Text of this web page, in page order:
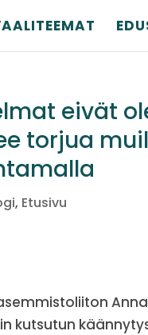
eivät
torjua
, Etusivu
kutsutun